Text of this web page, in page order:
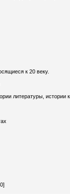
к 20 веку.
литературы, истории